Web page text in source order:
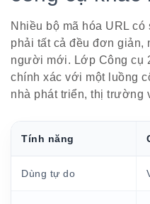
Nhiều bộ mã hóa URL
phải tất cả đều đơn giản,
người mới. Lớp Công cụ
chính xác với một luồng
nhà phát triển, thị trường
Tính năng
Dùng tự do